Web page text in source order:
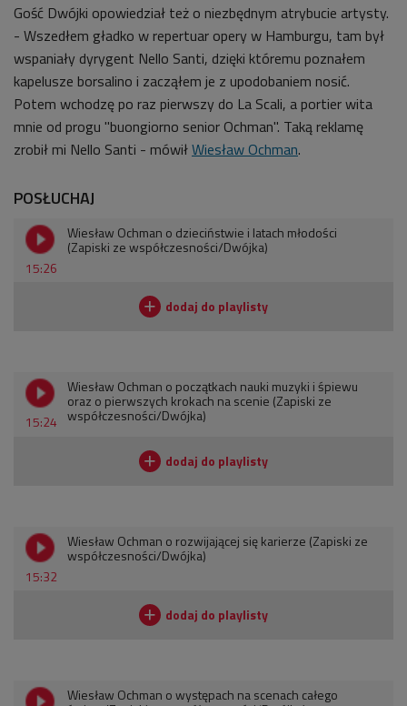
Gość Dwójki opowiedział też o niezbędnym atrybucie artysty.
- Wszedłem gładko w repertuar opery w Hamburgu, tam był
wspaniały dyrygent Nello Santi, dzięki któremu poznałem
kapelusze borsalino i zacząłem je z upodobaniem nosić.
Potem wchodzę po raz pierwszy do La Scali, a portier wita
mnie od progu "buongiorno senior Ochman". Taką reklamę
zrobił mi Nello Santi - mówiłWiesław Ochman.
POSŁUCHAJ
15:26
Wiesław Ochman o dzieciństwie i latach młodości
(Zapiski ze współczesności/Dwójka)
15:24
Wiesław Ochman o początkach nauki muzyki i śpiewu
oraz o pierwszych krokach na scenie (Zapiski ze
współczesności/Dwójka)
15:32
Wiesław Ochman o rozwijającej się karierze (Zapiski ze
współczesności/Dwójka)
Wiesław Ochman o występach na scenach całego